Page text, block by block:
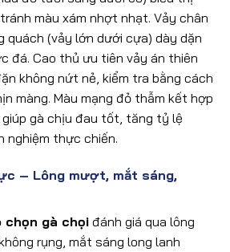
màu xám nhợt nhạt. Vảy chân
quách (vảy lớn dưới cựa) dày dặn
đá. Cao thủ ưu tiên vảy án thiên
không nứt nẻ, kiểm tra bằng cách
màng. Màu mạng đỏ thẫm kết hợp
gà chịu đau tốt, tăng tỷ lệ
nghiệm thực chiến.
– Lông mượt, mắt sáng,
chọn gà chọi đánh giá qua lông
rụng, mắt sáng long lanh